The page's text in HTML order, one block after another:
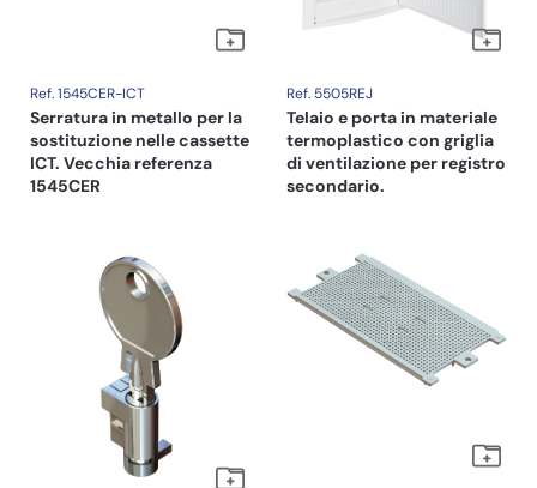
Ref. 1545CER-ICT
Serratura in metallo per la
sostituzione nelle cassette
ICT. Vecchia referenza
1545CER
Ref. 5505REJ
Telaio e porta in materiale
termoplastico con griglia
di ventilazione per registro
secondario.